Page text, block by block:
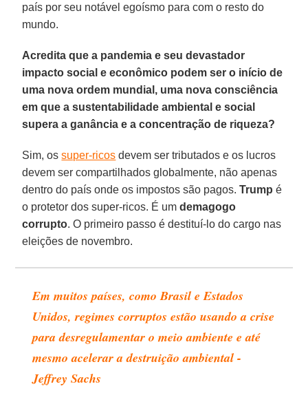
país por seu notável egoísmo para com o resto do
mundo.
Acredita que a pandemia e seu devastador
impacto social e econômico podem ser o início de
uma nova ordem mundial, uma nova consciência
em que a sustentabilidade ambiental e social
supera a ganância e a concentração de riqueza?
Sim, os super-ricos devem ser tributados e os lucros
devem ser compartilhados globalmente, não apenas
dentro do país onde os impostos são pagos.Trump é
o protetor dos super-ricos. É umdemagogo
corrupto. O primeiro passo é destituí-lo do cargo nas
eleições de novembro.
Em muitos países, como Brasil e Estados
Unidos, regimes corruptos estão usando a crise
para desregulamentar o meio ambiente e até
mesmo acelerar a destruição ambiental -
Jeffrey Sachs